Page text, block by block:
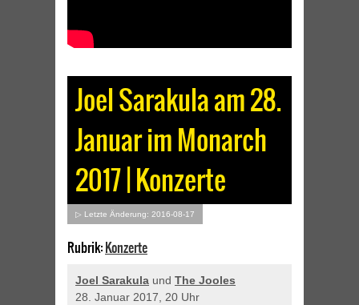
Joel Sarakula am 28.
Januar im Monarch
2017 | Konzerte
▷ Letzte Änderung: 2016-08-17
Rubrik:Konzerte
Joel Sarakula und The Jooles
28. Januar 2017, 20 Uhr